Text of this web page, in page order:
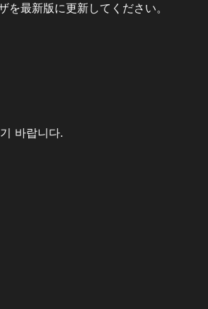
最新版に更新してください。
바랍니다.